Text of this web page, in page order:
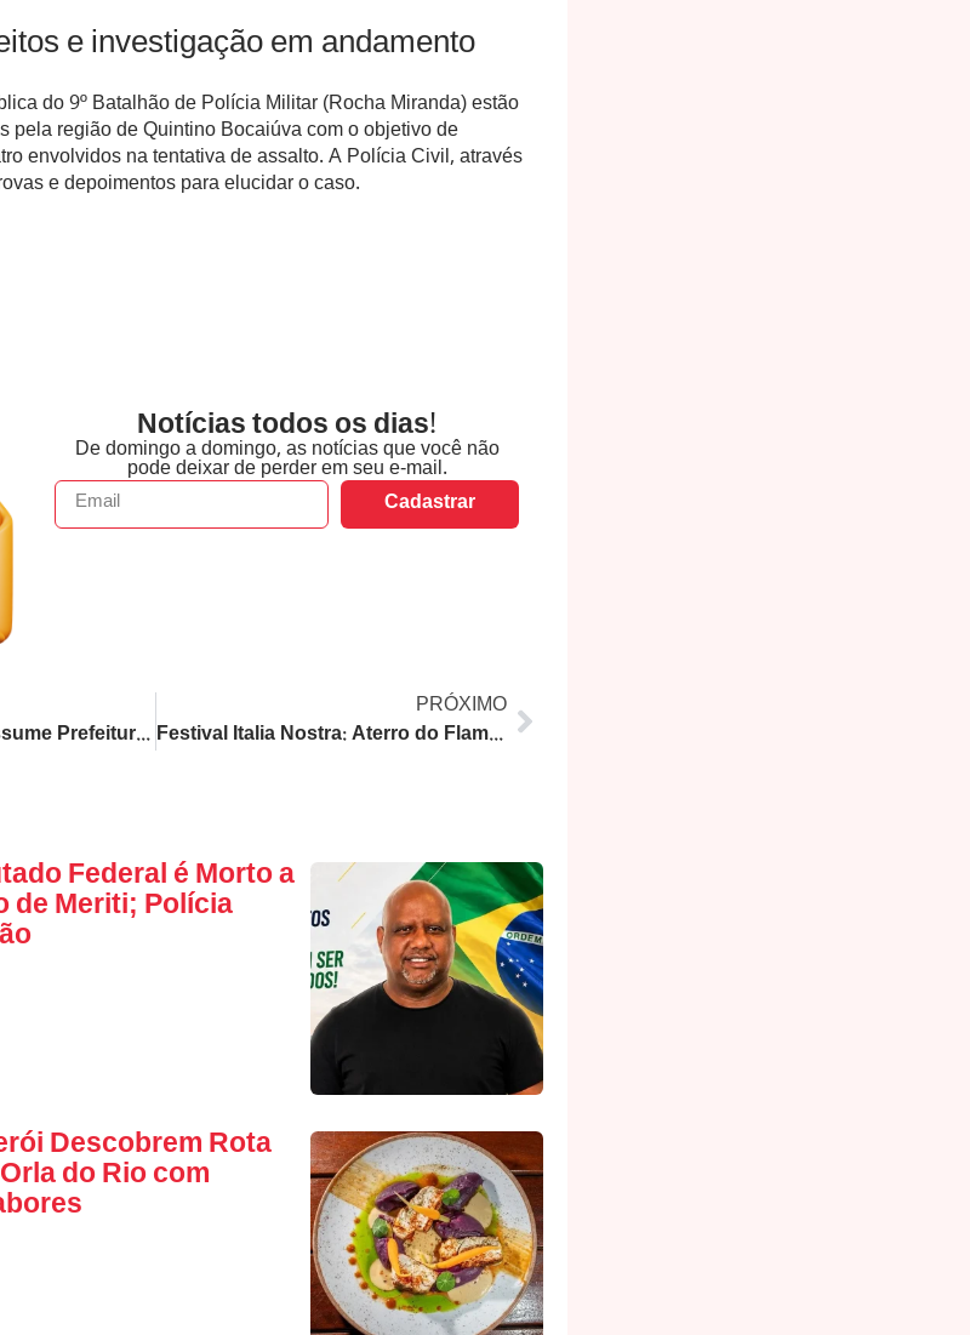
e investigação em andamento
do 9º Batalhão de Polícia Militar (Rocha Miranda) estão
pela região de Quintino Bocaiúva com o objetivo de
envolvidos na tentativa de assalto. A Polícia Civil, através
e depoimentos para elucidar o caso.
Notícias todos os dias!
De domingo a domingo, as notícias que você não
pode deixar de perder em seu e-mail.
Cadastrar
Eduardo Cavaliere assume Prefeitura do Rio vestindo camisa do Flamengo após 43 anos; Eduardo Paes brinca
PRÓXIMO
Festival Italia Nostra: Aterro do Flamengo vira pedacinho da Itália com gastronomia, música e diversão gratuita
Federal é Morto a
de Meriti; Polícia
Descobrem Rota
do Rio com